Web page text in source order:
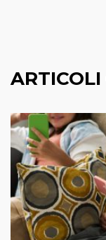
ARTICOLI